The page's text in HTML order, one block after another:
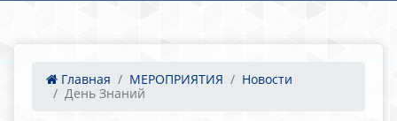
Главная МЕРОПРИЯТИЯ
Новости
День Знаний